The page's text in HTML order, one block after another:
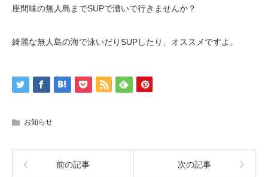
座間味の無人島までSUPで漕いで行きませんか？
綺麗な無人島の海で泳いだりSUPしたり、オススメですよ。
お知らせ
前の記事 次の記事